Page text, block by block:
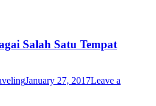
Salah Satu Tempat
January 27, 2017Leave a